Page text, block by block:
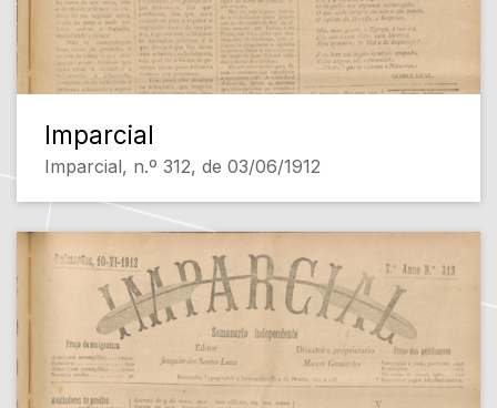
Imparcial
Imparcial, n.º 312, de 03/06/1912